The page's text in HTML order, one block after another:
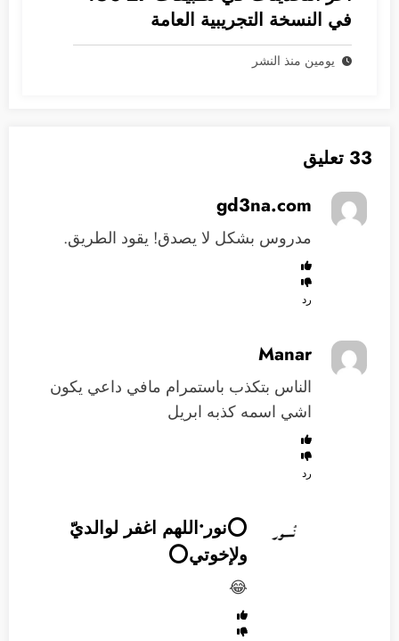
في النسخة التجريبية العامة
يومين منذ النشر
33 تعليق
gd3na.com
مدروس بشكل لا يصدق! يقود الطريق.
رد
Manar
الناس بتكذب باستمرام مافي داعي يكون
اشي اسمه كذبه ابريل
رد
⭕️نور•اللهم اغفر لوالديّ
ولإخوتي⭕️
😂